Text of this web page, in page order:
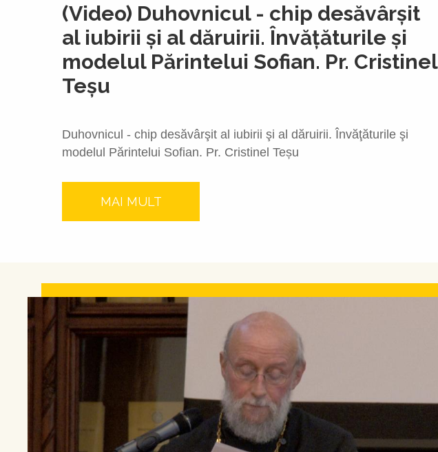
(Video) Duhovnicul - chip desăvârşit
al iubirii şi al dăruirii. Învăţăturile şi
modelul Părintelui Sofian. Pr. Cristinel
Teșu
Duhovnicul - chip desăvârşit al iubirii şi al dăruirii. Învăţăturile şi
modelul Părintelui Sofian. Pr. Cristinel Teșu
MAI MULT